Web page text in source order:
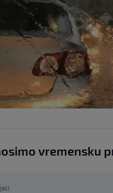
vremensku